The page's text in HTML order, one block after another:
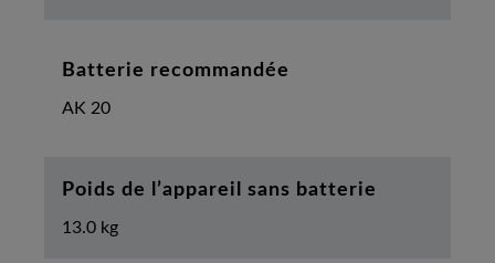
Batterie recommandée
AK 20
Poids de l’appareil sans batterie
13.0 kg